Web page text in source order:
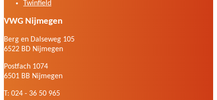
Twinfield
VWG Nijmegen
Berg en Dalseweg 105
6522 BD Nijmegen
Postfach 1074
6501 BB Nijmegen
T: 024 - 36 50 965